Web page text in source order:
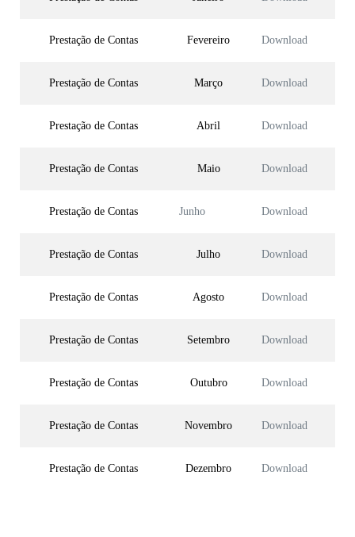
Prestação de Contas Fevereiro Download
Prestação de Contas Março Download
Prestação de Contas Abril Download
Prestação de Contas Maio Download
Prestação de Contas Junho Download
Prestação de Contas Julho Download
Prestação de Contas Agosto Download
Prestação de Contas Setembro Download
Prestação de Contas Outubro Download
Prestação de Contas Novembro Download
Prestação de Contas Dezembro Download